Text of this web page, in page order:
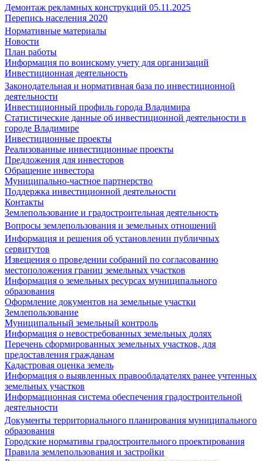
Демонтаж рекламных конструкций 05.11.2025
Перепись населения 2020
Нормативные материалы
Новости
План работы
Информация по воинскому учету для организаций
Инвестиционная деятельность
Законодательная и нормативная база по инвестиционной
деятельности
Инвестиционный профиль города Владимира
Статистические данные об инвестиционной деятельности в
городе Владимире
Инвестиционные проекты
Реализованные инвестиционные проекты
Предложения для инвесторов
Обращение инвестора
Муниципально-частное партнерство
Поддержка инвестиционной деятельности
Контакты
Землепользование и градостроительная деятельность
Вопросы землепользования и земельных отношений
Информация и решения об установлении публичных
сервитутов
Извещения о проведении собраний по согласованию
местоположения границ земельных участков
Информация о земельных ресурсах муниципального
образования
Оформление документов на земельные участки
Землепользование
Муниципальный земельный контроль
Информация о невостребованных земельных долях
Перечень сформированных земельных участков, для
предоставления гражданам
Кадастровая оценка земель
Информация о выявленных правообладателях ранее учтенных
земельных участков
Информационная система обеспечения градостроительной
деятельности
Документы территориального планирования муниципального
образования
Городские нормативы градостроительного проектирования
Правила землепользования и застройки